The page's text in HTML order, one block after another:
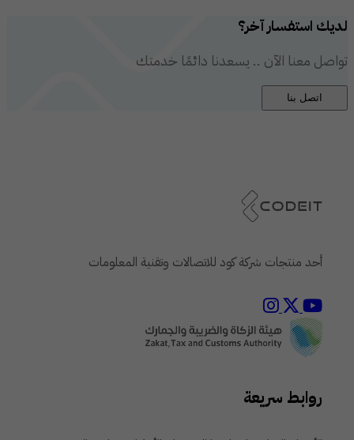
لديك استفسار آخر؟
تواصل معنا الآن .. يسعدنا دائمًا خدمتك
اتصل بنا
أحد منتجات شركة كود للاتصالات وتقنية المعلومات
روابط سريعة